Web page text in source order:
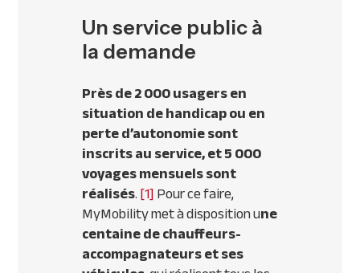
Un service public à
la demande
Près de 2 000 usagers en
situation de handicap ou en
perte d’autonomie sont
inscrits au service, et 5 000
voyages mensuels sont
réalisés.[1]Pour ce faire,
MyMobility met à disposition une
centaine de chauffeurs-
accompagnateurset ses